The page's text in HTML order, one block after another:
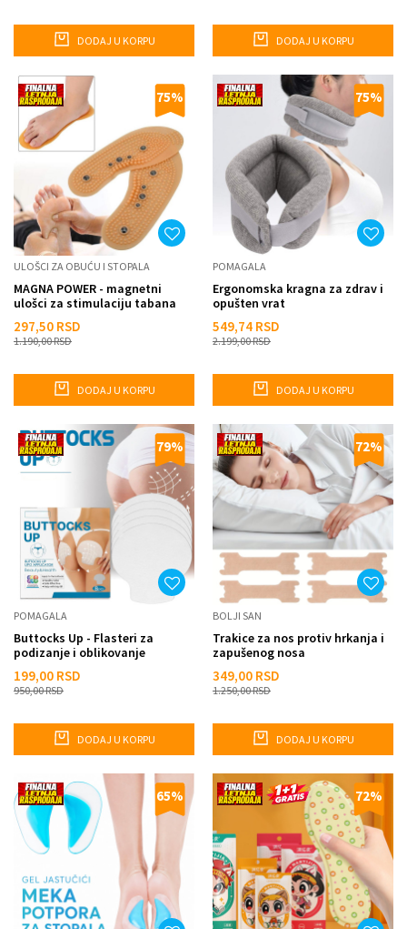
DODAJ U KORPU DODAJ U KORPU
75%
ULOŠCI ZA OBUĆU I STOPALA
MAGNA POWER - magnetni
ulošci za stimulaciju tabana
297,50 RSD
1.190,00RSD
DODAJ U KORPU
75%
POMAGALA
Ergonomska kragna za zdrav i
opušten vrat
549,74 RSD
2.199,00RSD
DODAJ U KORPU
79%
POMAGALA
Buttocks Up - Flasteri za
podizanje i oblikovanje
199,00 RSD
950,00RSD
DODAJ U KORPU
72%
BOLJI SAN
Trakice za nos protiv hrkanja i
zapušenog nosa
349,00 RSD
1.250,00RSD
DODAJ U KORPU
65% 72%